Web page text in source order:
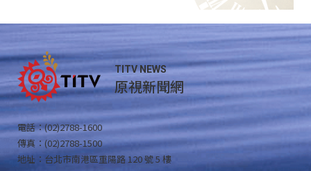
TITV NEWS
原視新聞網
電話：(02)2788-1600
傳真：(02)2788-1500
地址：台北市南港區重陽路 120 號 5 樓